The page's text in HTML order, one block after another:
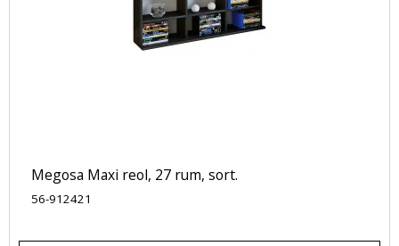
Megosa Maxi reol, 27 rum, sort.
56-912421